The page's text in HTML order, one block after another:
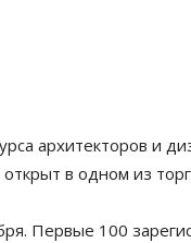
архитекторов и
в одном из
Первые 100